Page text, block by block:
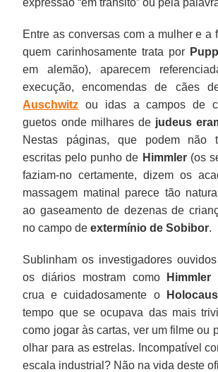
Entre as conversas com a mulher e a
quem carinhosamente trata por
em alemão), aparecem
execução, encomendas de cães
Auschwitz ou idas a campos de
guetos onde milhares de judeus
Nestas páginas, que podem não
escritas pelo punho de Himmler(os
faziam-no certamente, dizem os
massagem matinal parece tão
ao gaseamento de dezenas de
no campo deextermínio de Sobibor.
Sublinham os investigadores
os diários mostram comoHimmler
crua e cuidadosamente o
tempo que se ocupava das mais
como jogar às cartas, ver um filme ou
olhar para as estrelas. Incompatível
escala industrial? Não na vida deste